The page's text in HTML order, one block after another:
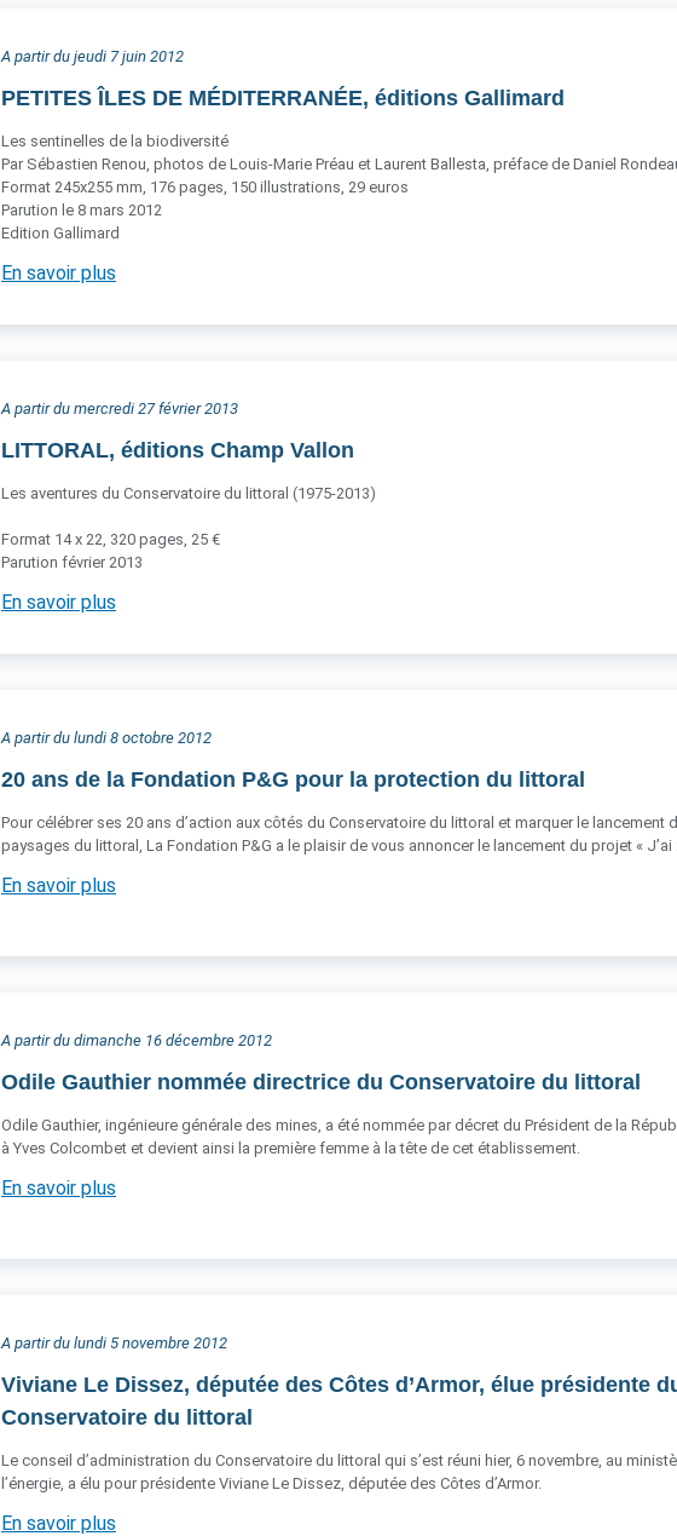
A partir du jeudi 7 juin 2012
PETITES ÎLES DE MÉDITERRANÉE, éditions Gallimard
Les sentinelles de la biodiversité
Par Sébastien Renou, photos de Louis-Marie Préau et Laurent Ballesta, préface de Daniel
Format 245x255 mm, 176 pages, 150 illustrations, 29 euros
Parution le 8 mars 2012
Edition Gallimard
En savoir plus
A partir du mercredi 27 février 2013
LITTORAL, éditions Champ Vallon
Les aventures du Conservatoire du littoral (1975-2013)
Format 14 x 22, 320 pages, 25 €
Parution février 2013
En savoir plus
A partir du lundi 8 octobre 2012
20 ans de la Fondation P&G pour la protection du littoral
Pour célébrer ses 20 ans d’action aux côtés du Conservatoire du littoral et marquer le
paysages du littoral, La Fondation P&G a le plaisir de vous annoncer le lancement du projet « J’ai
En savoir plus
A partir du dimanche 16 décembre 2012
Odile Gauthier nommée directrice du Conservatoire du littoral
Odile Gauthier, ingénieure générale des mines, a été nommée par décret du Président de la
à Yves Colcombet et devient ainsi la première femme à la tête de cet établissement.
En savoir plus
A partir du lundi 5 novembre 2012
Viviane Le Dissez, députée des Côtes d’Armor, élue présidente
Conservatoire du littoral
Le conseil d’administration du Conservatoire du littoral qui s’est réuni hier, 6 novembre, au
l’énergie, a élu pour présidente Viviane Le Dissez, députée des Côtes d’Armor.
En savoir plus